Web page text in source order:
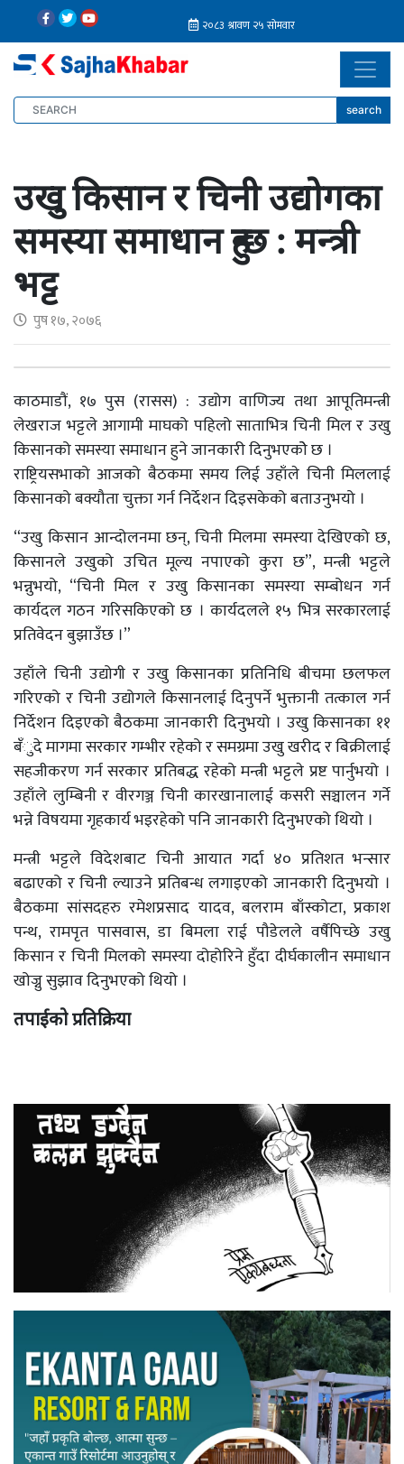
search
उखु किसान र चिनी उद्योगका
समस्या समाधान हुन्छ : मन्त्री
भट्ट
पुष १७, २०७६
काठमाडौं, १७ पुस (रासस) : उद्योग वाणिज्य तथा आपूतिमन्त्री
लेखराज भट्टले आगामी माघको पहिलो साताभित्र चिनी मिल र उखु
किसानको समस्या समाधान हुने जानकारी दिनुभएकोे छ ।
राष्ट्रियसभाको आजको बैठकमा समय लिई उहाँले चिनी मिललाई
किसानको बक्यौता चुक्ता गर्न निर्देशन दिइसकेको बताउनुभयो ।
“उखु किसान आन्दोलनमा छन्, चिनी मिलमा समस्या देखिएको छ,
किसानले उखुको उचित मूल्य नपाएको कुरा छ”, मन्त्री भट्टले
भन्नुभयो, “चिनी मिल र उखु किसानका समस्या सम्बोधन गर्न
कार्यदल गठन गरिसकिएको छ । कार्यदलले १५ भित्र सरकारलाई
प्रतिवेदन बुझाउँछ ।”
उहाँले चिनी उद्योगी र उखु किसानका प्रतिनिधि बीचमा छलफल
गरिएको र चिनी उद्योगले किसानलाई दिनुपर्ने भुक्तानी तत्काल गर्न
निर्देशन दिइएको बैठकमा जानकारी दिनुभयो । उखु किसानका ११
बँुदे मागमा सरकार गम्भीर रहेको र समग्रमा उखु खरीद र बिक्रीलाई
सहजीकरण गर्न सरकार प्रतिबद्ध रहेको मन्त्री भट्टले प्रष्ट पार्नुभयो ।
उहाँले लुम्बिनी र वीरगञ्ज चिनी कारखानालाई कसरी सञ्चालन गर्ने
भन्ने विषयमा गृहकार्य भइरहेको पनि जानकारी दिनुभएको थियो ।
मन्त्री भट्टले विदेशबाट चिनी आयात गर्दा ४० प्रतिशत भन्सार
बढाएको र चिनी ल्याउने प्रतिबन्ध लगाइएको जानकारी दिनुभयो ।
बैठकमा सांसदहरु रमेशप्रसाद यादव, बलराम बाँस्कोटा, प्रकाश
पन्थ, रामपृत पासवास, डा बिमला राई पौडेलले वर्षैपिच्छे उखु
किसान र चिनी मिलको समस्या दोहोरिने हुँदा दीर्घकालीन समाधान
खोज्नु सुझाव दिनुभएको थियो ।
तपाईको प्रतिक्रिया